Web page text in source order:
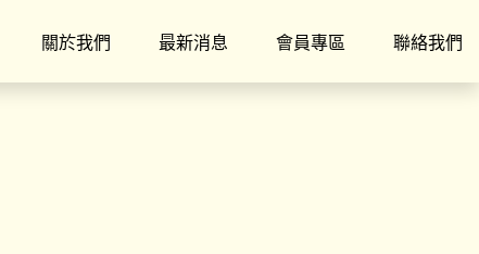
關於我們 最新消息 會員專區 聯絡我們